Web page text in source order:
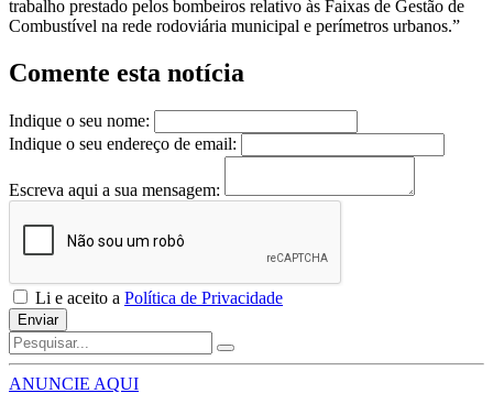
trabalho prestado pelos bombeiros relativo às Faixas de Gestão de
Combustível na rede rodoviária municipal e perímetros urbanos.”
Comente esta notícia
Indique o seu nome:
Indique o seu endereço de email:
Escreva aqui a sua mensagem:
Li e aceito a Política de Privacidade
Enviar
ANUNCIE AQUI